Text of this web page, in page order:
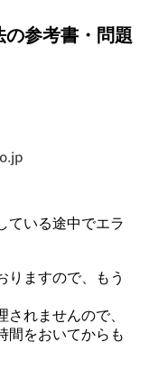
参考書・問題